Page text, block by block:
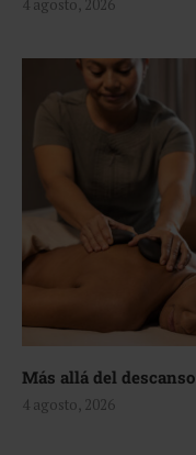
4 agosto, 2026
Más allá del descanso
4 agosto, 2026